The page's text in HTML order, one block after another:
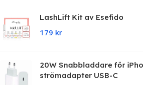
LashLift Kit av Esefido
179 kr
20W Snabbladdare för
strömadapter USB-C